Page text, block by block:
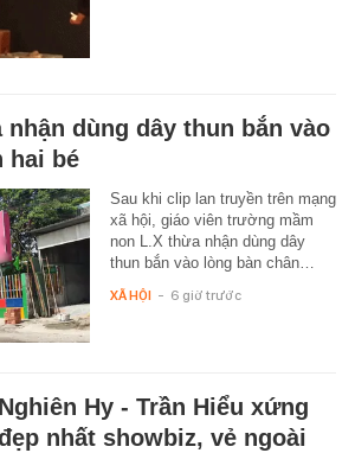
nhận dùng dây thun bắn vào
hai bé
Sau khi clip lan truyền trên mạng
xã hội, giáo viên trường mầm
non L.X thừa nhận dùng dây
thun bắn vào lòng bàn chân…
XÃ HỘI - 6 giờ trước
Hy - Trần Hiểu xứng
nhất showbiz, vẻ ngoài